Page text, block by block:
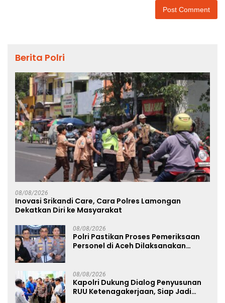
Berita Polri
08/08/2026
Inovasi Srikandi Care, Cara Polres Lamongan
Dekatkan Diri ke Masyarakat
08/08/2026
Polri Pastikan Proses Pemeriksaan
Personel di Aceh Dilaksanakan
08/08/2026
Kapolri Dukung Dialog Penyusunan
RUU Ketenagakerjaan, Siap Jadi